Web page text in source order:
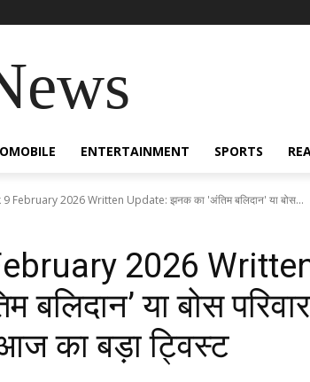
ENTERTAINMENT SPORTS
9 February 2026 Written Update: झनक का 'अंतिम बलिदान' या बोस...
2026
बलिदान’ या बोस
का बड़ा ट्विस्ट